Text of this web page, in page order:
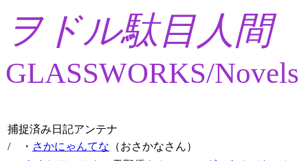
ヲドル駄目人間
GLASSWORKS/Novels
捕捉済み日記アンテナ
/ ・ さかにゃんてな （おさかなさん）